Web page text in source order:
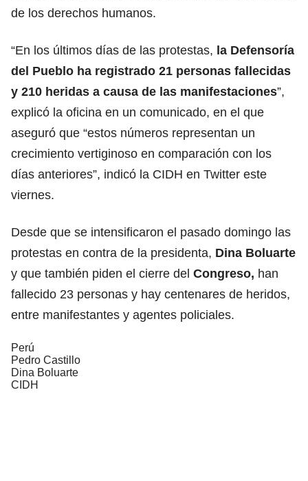
de los derechos humanos.
“En los últimos días de las protestas, la Defensoría
del Pueblo ha registrado 21 personas fallecidas
y 210 heridas a causa de las manifestaciones”,
explicó la oficina en un comunicado, en el que
aseguró que “estos números representan un
crecimiento vertiginoso en comparación con los
días anteriores”, indicó la CIDH en Twitter este
viernes.
Desde que se intensificaron el pasado domingo las
protestas en contra de la presidenta, Dina Boluarte
y que también piden el cierre del Congreso, han
fallecido 23 personas y hay centenares de heridos,
entre manifestantes y agentes policiales.
Perú
Pedro Castillo
Dina Boluarte
CIDH